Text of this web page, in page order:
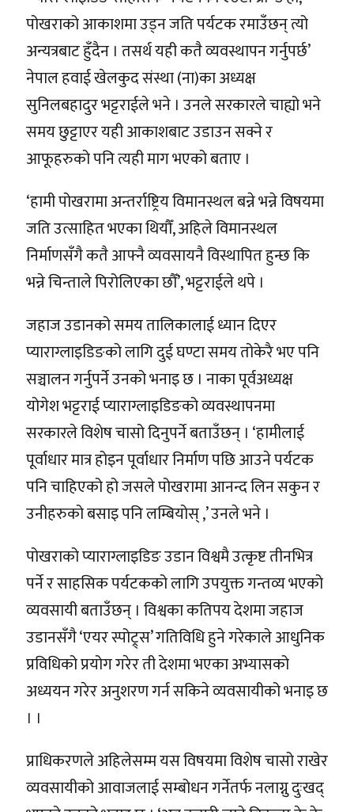
पोखराको आकाशमा उड्न जति पर्यटक रमाउँछन् त्यो
अन्यत्रबाट हुँदैन । तसर्थ यही कतै व्यवस्थापन गर्नुपर्छ’
नेपाल हवाई खेलकुद संस्था (ना)का अध्यक्ष
सुनिलबहादुर भट्टराईले भने । उनले सरकारले चाह्यो भने
समय छुट्टाएर यही आकाशबाट उडाउन सक्ने र
आफूहरुको पनि त्यही माग भएको बताए ।
‘हामी पोखरामा अन्तर्राष्ट्रिय विमानस्थल बन्ने भन्ने विषयमा
जति उत्साहित भएका थियौँ, अहिले विमानस्थल
निर्माणसँगै कतै आफ्नै व्यवसायनै विस्थापित हुन्छ कि
भन्ने चिन्ताले पिरोलिएका छौँ’, भट्टराईले थपे ।
जहाज उडानको समय तालिकालाई ध्यान दिएर
प्याराग्लाइडिङको लागि दुई घण्टा समय तोकेरै भए पनि
सञ्चालन गर्नुपर्ने उनको भनाइ छ । नाका पूर्वअध्यक्ष
योगेश भट्टराई प्याराग्लाइडिङको व्यवस्थापनमा
सरकारले विशेष चासो दिनुपर्ने बताउँछन् । ‘हामीलाई
पूर्वाधार मात्र होइन पूर्वाधार निर्माण पछि आउने पर्यटक
पनि चाहिएको हो जसले पोखरामा आनन्द लिन सकुन र
उनीहरुको बसाइ पनि लम्बियोस् ,’ उनले भने ।
पोखराको प्याराग्लाइडिङ उडान विश्वमै उत्कृष्ट तीनभित्र
पर्ने र साहसिक पर्यटकको लागि उपयुक्त गन्तव्य भएको
व्यवसायी बताउँछन् । विश्वका कतिपय देशमा जहाज
उडानसँगै ‘एयर स्पोट्र्स’ गतिविधि हुने गरेकाले आधुनिक
प्रविधिको प्रयोग गरेर ती देशमा भएका अभ्यासको
अध्ययन गरेर अनुशरण गर्न सकिने व्यवसायीको भनाइ छ
। ।
प्राधिकरणले अहिलेसम्म यस विषयमा विशेष चासो राखेर
व्यवसायीको आवाजलाई सम्बोधन गर्नेतर्फ नलाग्नु दुःखद्